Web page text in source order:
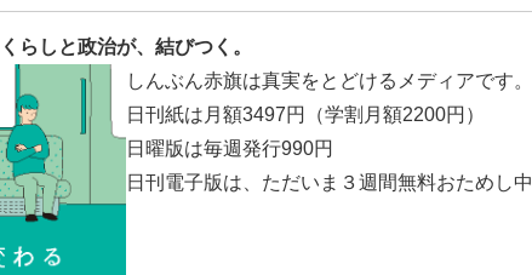
くらしと政治が、結びつく。
しんぶん赤旗は真実をとどけるメディアです。
日刊紙は月額3497円（学割月額2200円）
日曜版は毎週発行990円
日刊電子版は、ただいま３週間無料おためし中